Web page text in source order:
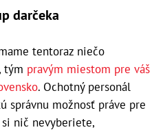
darčeka
tentoraz niečo
tým pravým miestom pre váš
. Ochotný personál
správnu možnosť práve pre
si nič nevyberiete,